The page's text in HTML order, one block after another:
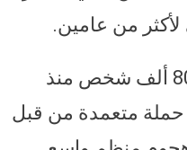
من عامين.
وفي سوريا، فُقد أكثر من 80 ألف شخص منذ
في 2011؛ إنها حملة متعمدة من قبل